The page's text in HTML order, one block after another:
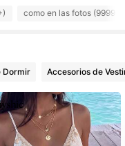
como en las fotos (9999+)
Dormir Accesorios de